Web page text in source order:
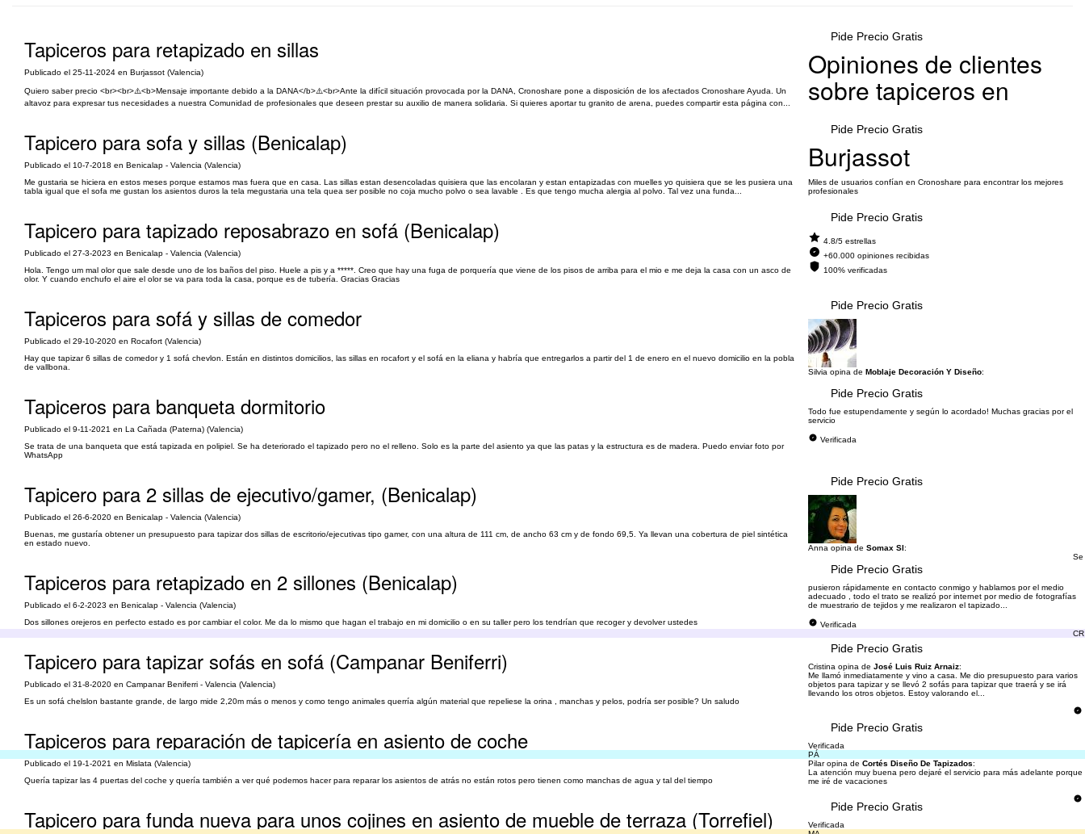
Tapiceros para retapizado en sillas
Publicado el 25-11-2024 en Burjassot (Valencia)
Quiero saber precio <br><br>⚠️<b>Mensaje importante debido a la DANA</b>⚠️<br>Ante la difícil situación provocada por la DANA, Cronoshare pone a disposición de los afectados Cronoshare Ayuda. Un
altavoz para expresar tus necesidades a nuestra Comunidad de profesionales que deseen prestar su auxilio de manera solidaria. Si quieres aportar tu granito de arena, puedes compartir esta página con...
Pide Precio Gratis
Tapicero para sofa y sillas (Benicalap)
Publicado el 10-7-2018 en Benicalap - Valencia (Valencia)
Me gustaria se hiciera en estos meses porque estamos mas fuera que en casa. Las sillas estan desencoladas quisiera que las encolaran y estan entapizadas con muelles yo quisiera que se les pusiera una
tabla igual que el sofa me gustan los asientos duros la tela megustaria una tela quea ser posible no coja mucho polvo o sea lavable . Es que tengo mucha alergia al polvo. Tal vez una funda...
Pide Precio Gratis
Tapicero para tapizado reposabrazo en sofá (Benicalap)
Publicado el 27-3-2023 en Benicalap - Valencia (Valencia)
Hola. Tengo um mal olor que sale desde uno de los baños del piso. Huele a pis y a *****. Creo que hay una fuga de porquería que viene de los pisos de arriba para el mio e me deja la casa con un asco de
olor. Y cuando enchufo el aire el olor se va para toda la casa, porque es de tubería. Gracias Gracias
Pide Precio Gratis
Tapiceros para sofá y sillas de comedor
Publicado el 29-10-2020 en Rocafort (Valencia)
Hay que tapizar 6 sillas de comedor y 1 sofá chevlon. Están en distintos domicilios, las sillas en rocafort y el sofá en la eliana y habría que entregarlos a partir del 1 de enero en el nuevo domicilio en la pobla
de vallbona.
Pide Precio Gratis
Tapiceros para banqueta dormitorio
Publicado el 9-11-2021 en La Cañada (Paterna) (Valencia)
Se trata de una banqueta que está tapizada en polipiel. Se ha deteriorado el tapizado pero no el relleno. Solo es la parte del asiento ya que las patas y la estructura es de madera. Puedo enviar foto por
WhatsApp
Pide Precio Gratis
Tapicero para 2 sillas de ejecutivo/gamer, (Benicalap)
Publicado el 26-6-2020 en Benicalap - Valencia (Valencia)
Buenas, me gustaría obtener un presupuesto para tapizar dos sillas de escritorio/ejecutivas tipo gamer, con una altura de 111 cm, de ancho 63 cm y de fondo 69,5. Ya llevan una cobertura de piel sintética
en estado nuevo.
Pide Precio Gratis
Tapiceros para retapizado en 2 sillones (Benicalap)
Publicado el 6-2-2023 en Benicalap - Valencia (Valencia)
Dos sillones orejeros en perfecto estado es por cambiar el color. Me da lo mismo que hagan el trabajo en mi domicilio o en su taller pero los tendrían que recoger y devolver ustedes
Pide Precio Gratis
Tapicero para tapizar sofás en sofá (Campanar Beniferri)
Publicado el 31-8-2020 en Campanar Beniferri - Valencia (Valencia)
Es un sofá chelslon bastante grande, de largo mide 2,20m más o menos y como tengo animales querría algún material que repeliese la orina , manchas y pelos, podría ser posible? Un saludo
Pide Precio Gratis
Tapiceros para reparación de tapicería en asiento de coche
Publicado el 19-1-2021 en Mislata (Valencia)
Quería tapizar las 4 puertas del coche y quería también a ver qué podemos hacer para reparar los asientos de atrás no están rotos pero tienen como manchas de agua y tal del tiempo
Pide Precio Gratis
Tapicero para funda nueva para unos cojines en asiento de mueble de terraza (Torrefiel) Pide Precio Gratis
Opiniones de clientes
sobre tapiceros en
Burjassot
Miles de usuarios confían en Cronoshare para encontrar los mejores
profesionales
4.8/5 estrellas
+60.000 opiniones recibidas
100% verificadas
Silvia opina de Moblaje Decoración Y Diseño:
Todo fue estupendamente y según lo acordado! Muchas gracias por el
servicio
Verificada
Anna opina de Somax Sl:
Se
pusieron rápidamente en contacto conmigo y hablamos por el medio
adecuado , todo el trato se realizó por internet por medio de fotografías
de muestrario de tejidos y me realizaron el tapizado...
Verificada
CR
Cristina opina de José Luis Ruiz Arnaiz:
Me llamó inmediatamente y vino a casa. Me dio presupuesto para varios
objetos para tapizar y se llevó 2 sofás para tapizar que traerá y se irá
llevando los otros objetos. Estoy valorando el...
Verificada
PÁ
Pilar opina de Cortés Diseño De Tapizados:
La atención muy buena pero dejaré el servicio para más adelante porque
me iré de vacaciones
Verificada